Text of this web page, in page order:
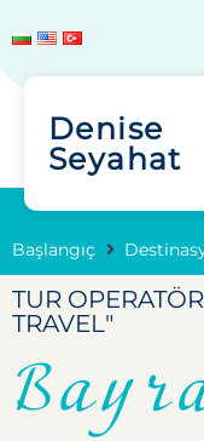
Denise
Seyahat
Başlangıç
TUR
TRAVEL"